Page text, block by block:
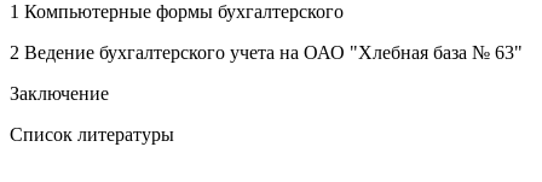
1 Компьютерные формы бухгалтерского
2 Ведение бухгалтерского учета на ОАО "Хлебная база № 63"
Заключение
Список литературы